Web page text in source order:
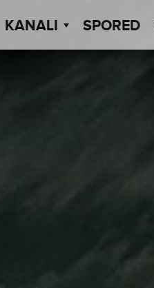
KANALI SPORED